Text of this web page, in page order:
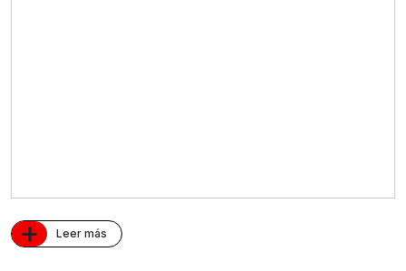
+ Leer más